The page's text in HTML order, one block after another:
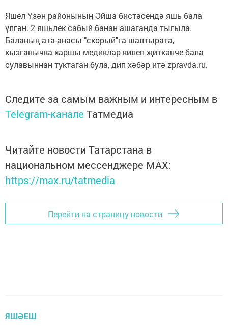
Яшел Үзән районының Әйша бистәсендә яшь бала
үлгән. 2 яшьлек сабый банан ашаганда тыгыла.
Баланың ата-анасы "скорый"га шалтырата,
кызганычка каршы медиклар килеп җиткәнче бала
сулавыннан туктаган була, дип хәбәр итә zpravda.ru.
Следите за самым важным и интересным в
Telegram-канале Татмедиа
Читайте новости Татарстана в
национальном мессенджере MАХ:
https://max.ru/tatmedia
Перейти на страницу новости
ЯШӘЕШ